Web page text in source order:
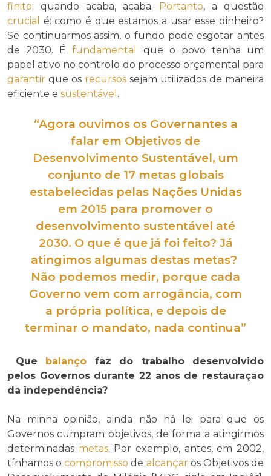
finito; quando acaba, acaba. Portanto, a questão
crucial
é: como é que estamos a usar esse dinheiro?
Se continuarmos assim, o fundo pode esgotar antes
de 2030. Éfundamental
que o povo tenha um
papel ativo no controlo do processo orçamental para
garantir que os recursos sejam utilizados de maneira
eficiente e sustentável .
“Agora ouvimos os Governantes a
falar em Objetivos de
Desenvolvimento Sustentável, um
conjunto de 17 metasglobais
estabelecidas pelas Nações Unidas
em 2015 para promover o
desenvolvimento sustentável até
2030. O que é que já foi feito? Já
atingimos algumas destas metas?
Não podemos medir, porque cada
Governo vem com arrogância, com
a própria política, e depois de
terminar o mandato, nada continua”
Que balanço faz do trabalho desenvolvido
pelos Governos durante 22 anos de restauração
da independência?
Na minha opinião, ainda não há lei para que os
Governos cumpram objetivos, de forma a atingirmos
determinadas metas. Por exemplo, antes, em 2002,
tínhamos ocompromisso de alcançaros Objetivos de